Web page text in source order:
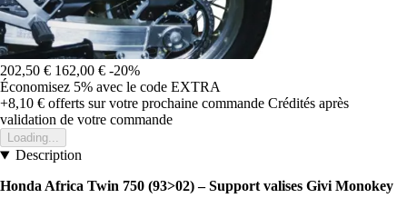
202,50 € 162,00 € -20%
Économisez 5% avec le code EXTRA
+8,10 € offerts sur votre prochaine commande Crédités après
validation de votre commande
Loading...
Description
Honda Africa Twin 750 (93>02) – Support valises Givi Monokey